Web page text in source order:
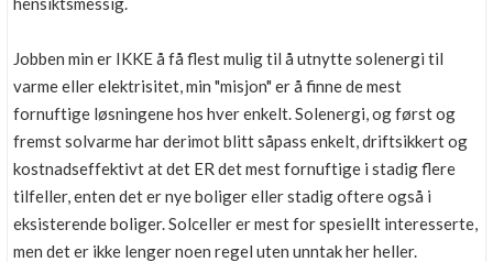
Jobben min er IKKE å få flest mulig til å utnytte solenergi til
varme eller elektrisitet, min "misjon" er å finne de mest
fornuftige løsningene hos hver enkelt. Solenergi, og først og
fremst solvarme har derimot blitt såpass enkelt, driftsikkert og
kostnadseffektivt at det ER det mest fornuftige i stadig flere
tilfeller, enten det er nye boliger eller stadig oftere også i
eksisterende boliger. Solceller er mest for spesiellt interesserte,
men det er ikke lenger noen regel uten unntak her heller.